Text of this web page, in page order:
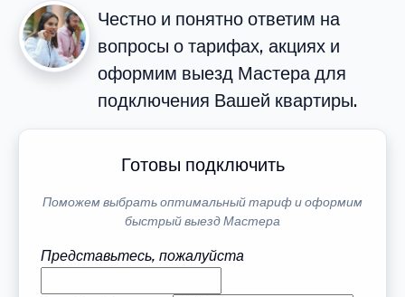
Честно и понятно ответим на
вопросы о тарифах, акциях и
оформим выезд Мастера для
подключения Вашей квартиры.
Готовы подключить
Поможем выбрать оптимальный тариф и оформим
быстрый выезд Мастера
Представьтесь, пожалуйста